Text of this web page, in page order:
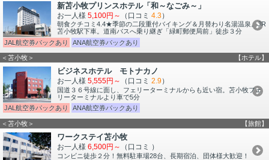
新苫小牧プリンスホテル「和～なごみ～」
お一人様 5,100円～ （口コミ 4.3）
朝食クチコミ4.4★季節の二段重付バイキング＆月替わり名湯温泉。JR
苫小牧駅下車。道南バスへ乗り継ぎ「緑町郵便局前」徒歩３分
JAL航空券パックあり
ANA航空券パックあり
＜苫小牧＞ 【ホテル】
ビジネスホテル モトナカノ
お一人様 5,555円～ （口コミ 2.9）
国道３６号線に面し、フェリーターミナルからも近い宿。苫小牧フェ
リーターミナルより車で5分
JAL航空券パックあり
ANA航空券パックあり
＜苫小牧＞ 【旅館】
ワークステイ苫小牧
お一人様 6,500円～ （口コミ ）
コンビニ徒歩２分！無料駐車場28台、長期宿泊、団体様大歓迎！